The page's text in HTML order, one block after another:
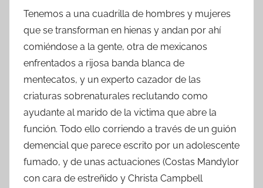
Tenemos a una cuadrilla de hombres y mujeres
que se transforman en hienas y andan por ahí
comiéndose a la gente, otra de mexicanos
enfrentados a rijosa banda blanca de
mentecatos, y un experto cazador de las
criaturas sobrenaturales reclutando como
ayudante al marido de la victima que abre la
función. Todo ello corriendo a través de un guión
demencial que parece escrito por un adolescente
fumado, y de unas actuaciones (Costas Mandylor
con cara de estreñido y Christa Campbell